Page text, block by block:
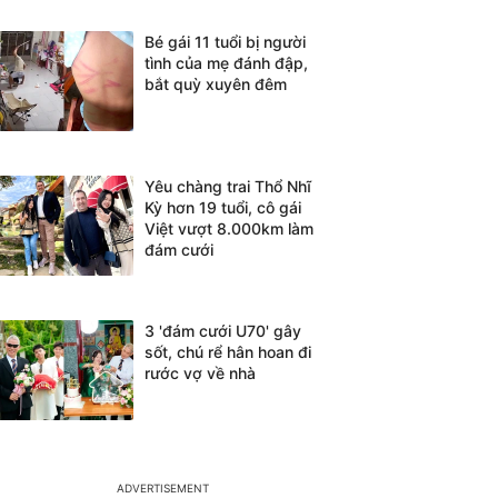
Bé gái 11 tuổi bị người
tình của mẹ đánh đập,
bắt quỳ xuyên đêm
Yêu chàng trai Thổ Nhĩ
Kỳ hơn 19 tuổi, cô gái
Việt vượt 8.000km làm
đám cưới
3 'đám cưới U70' gây
sốt, chú rể hân hoan đi
rước vợ về nhà